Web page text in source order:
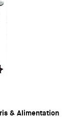
& Alimentation